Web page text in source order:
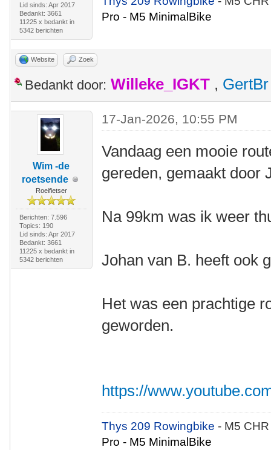
Lid sinds: Apr 2017
Bedankt: 3661
11225 x bedankt in
5342 berichten
Pro - M5 MinimalBike
Website Zoek
Bedankt door: Willeke_IGKT , GertBr
Wim -de
roetsende
Roeifietser
Berichten: 7.596
Topics: 190
Lid sinds: Apr 2017
Bedankt: 3661
11225 x bedankt in
5342 berichten
17-Jan-2026, 10:55 PM
Vandaag een mooie
gereden, gemaakt door
Na 99km was ik weer
Johan van B. heeft ook
Het was een prachtige
geworden.
https://
Thys 209 Rowingbike- M5
Pro - M5 MinimalBike